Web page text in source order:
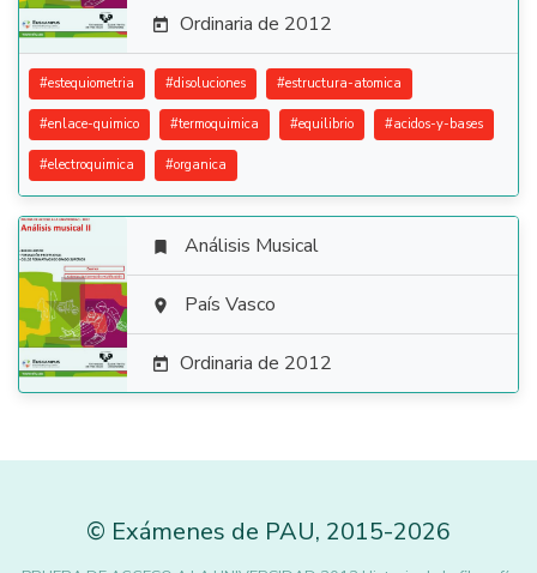
 Ordinaria de 2012
#estequiometria #disoluciones #estructura-atomica
#enlace-quimico #termoquimica #equilibrio #acidos-y-bases
#electroquimica #organica

 Análisis Musical
 País Vasco
 Ordinaria de 2012
© Exámenes de PAU, 2015-2026